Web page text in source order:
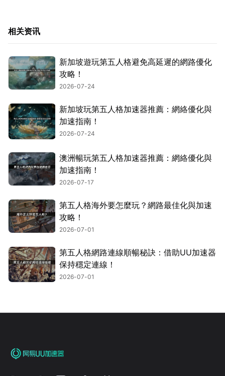
相关资讯
新加坡遊玩第五人格避免高延遲的網路優化
攻略！
2026-07-24
新加坡玩第五人格加速器推薦：網絡優化與
加速指南！
2026-07-24
澳洲暢玩第五人格加速器推薦：網絡優化與
加速指南！
2026-07-17
第五人格海外要怎麼玩？網路最佳化與加速
攻略！
2026-07-01
第五人格網路連線順暢秘訣：借助UU加速器
保持穩定連線！
2026-07-01